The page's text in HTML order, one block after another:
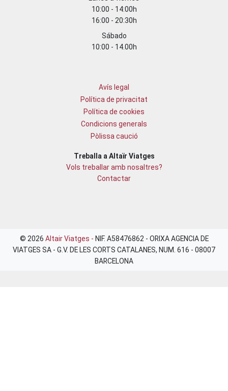
10:00 - 14:00h
16:00 - 20:30h
Sábado
10:00 - 14.00h
Avís legal
Política de privacitat
Política de cookies
Condicions generals
Pòlissa caució
Treballa a Altaïr Viatges
Vols treballar amb nosaltres?
Contactar
© 2026 Altair Viatges - NIF. A58476862 - ORIXA AGENCIA DE
VIATGES SA - G.V. DE LES CORTS CATALANES, NUM. 616 - 08007
BARCELONA